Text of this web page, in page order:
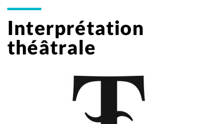
Interprétation
théâtrale